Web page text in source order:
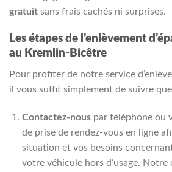
gratuit sans frais cachés ni surprises.
Les étapes de l’enlèvement
au Kremlin-Bicêtre
Pour profiter de notre service
il vous suffit simplement de suivre
Contactez-nouspar téléphone ou
de prise de rendez-vous en ligne
situation et vos besoins
votre véhicule hors d’usage.